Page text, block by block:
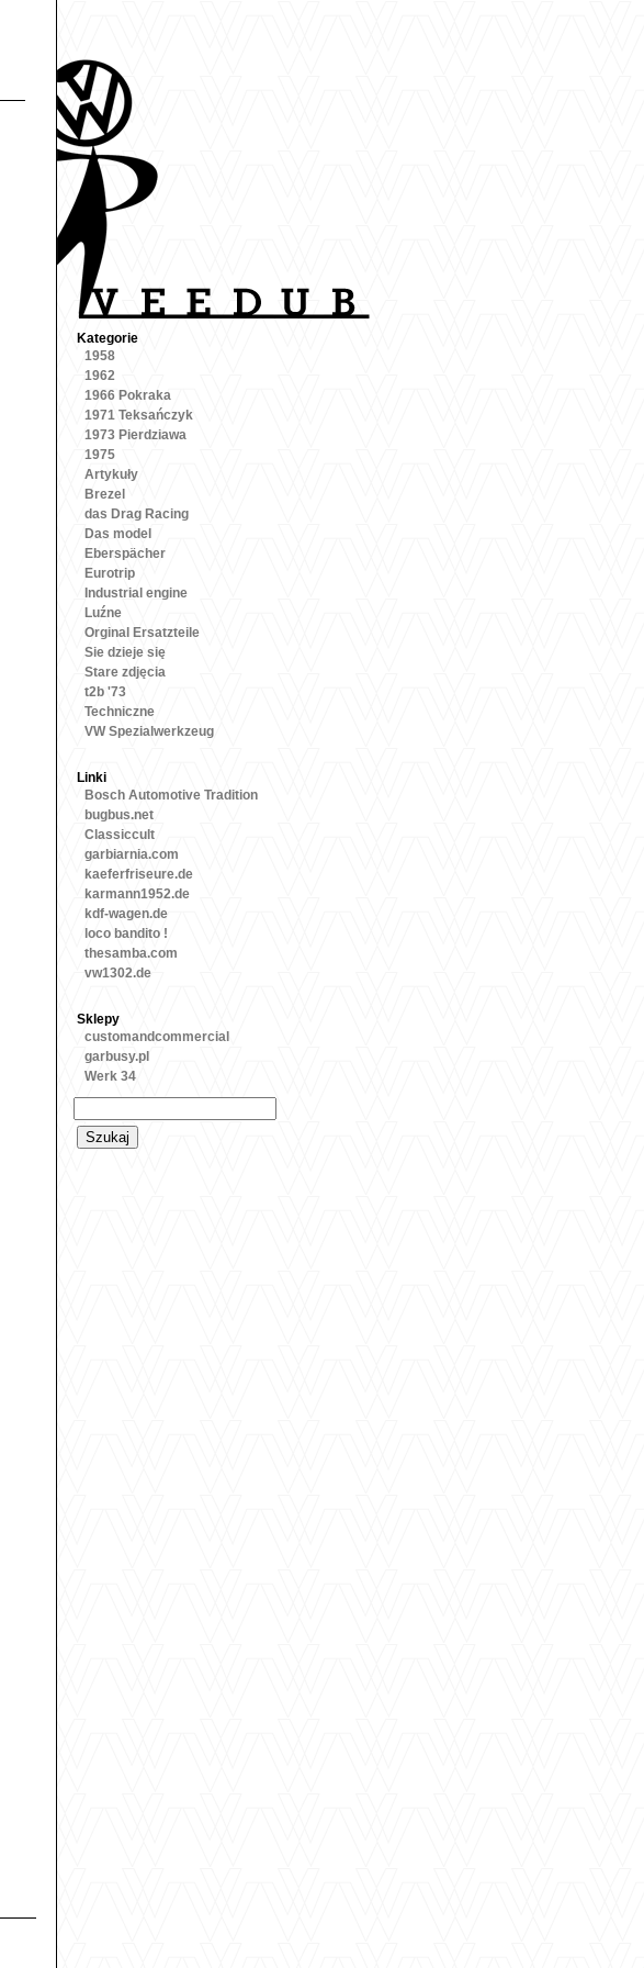
Kategorie
1958
1962
1966 Pokraka
1971 Teksańczyk
1973 Pierdziawa
1975
Artykuły
Brezel
das Drag Racing
Das model
Eberspächer
Eurotrip
Industrial engine
Luźne
Orginal Ersatzteile
Sie dzieje się
Stare zdjęcia
t2b '73
Techniczne
VW Spezialwerkzeug
Linki
Bosch Automotive Tradition
bugbus.net
Classiccult
garbiarnia.com
kaeferfriseure.de
karmann1952.de
kdf-wagen.de
loco bandito !
thesamba.com
vw1302.de
Sklepy
customandcommercial
garbusy.pl
Werk 34